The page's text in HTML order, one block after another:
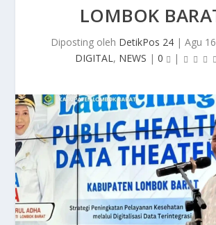
LOMBOK
Diposting oleh DetikPos 24 | Agu
DIGITAL, NEWS | 0 |